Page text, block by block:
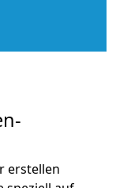
erstellen